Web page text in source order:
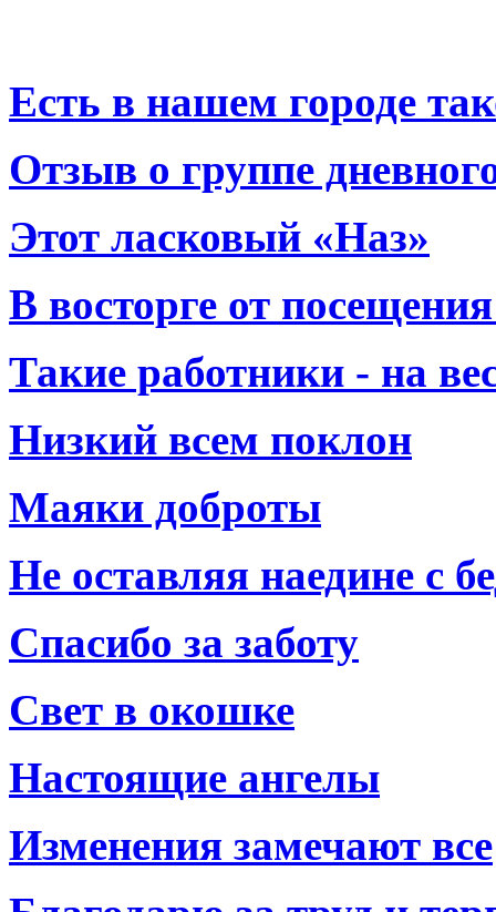
Есть в нашем городе
Отзыв о группе
Этот ласковый «Наз»
В восторге от
Такие работники - на
Низкий всем поклон
Маяки доброты
Не оставляя наедине с
Спасибо за заботу
Свет в окошке
Настоящие ангелы
Изменения замечают все